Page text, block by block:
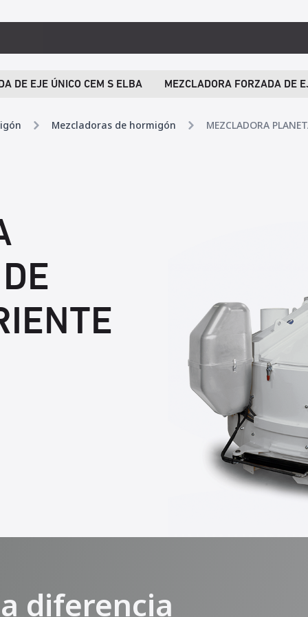
DE EJE ÚNICO CEM S ELBA MEZCLADORA FORZADA DE
Mezcladoras de hormigón MEZCLADORA
diferencia